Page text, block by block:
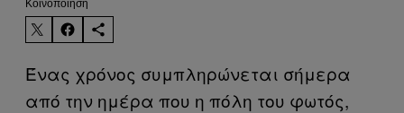
Kοινοποίηση
Ένας χρόνος συμπληρώνεται σήμερα
από την ημέρα που η πόλη του φωτός,